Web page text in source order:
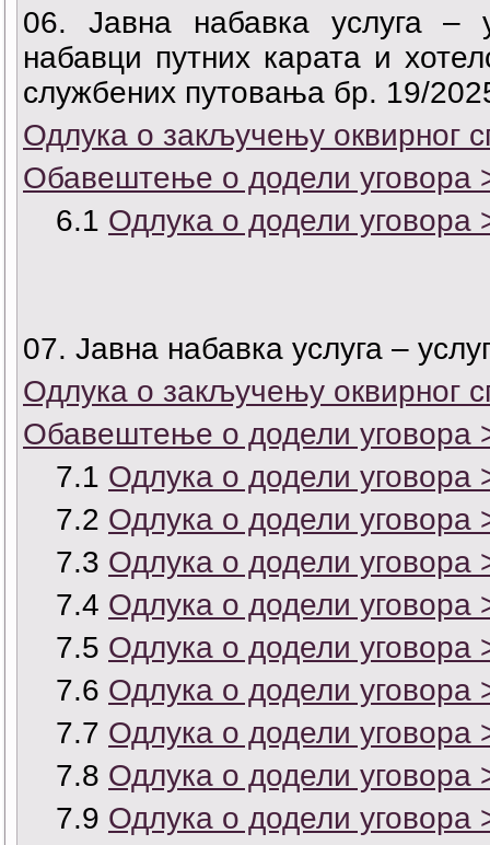
06. Јавна набавка услуга –
набавци путних карата и
службених путовања бр. 19/
Одлука о закључењу оквирног
Обавештење о додели уговора
6.1 Одлука о додели уговора
07. Јавна набавка услуга –
Одлука о закључењу оквирног
Обавештење о додели уговора
7.1 Одлука о додели уговора
7.2 Одлука о додели уговора
7.3 Одлука о додели уговора
7.4 Одлука о додели уговора
7.5 Одлука о додели уговора
7.6 Одлука о додели уговора
7.7 Одлука о додели уговора
7.8 Одлука о додели уговора
7.9 Одлука о додели уговора